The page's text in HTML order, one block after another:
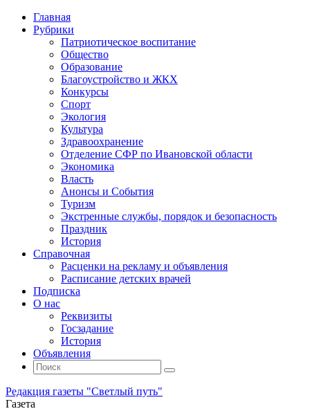
Главная
Рубрики
Патриотическое воспитание
Общество
Образование
Благоустройство и ЖКХ
Конкурсы
Спорт
Экология
Культура
Здравоохранение
Отделение СФР по Ивановской области
Экономика
Власть
Анонсы и События
Туризм
Экстренные службы, порядок и безопасность
Праздник
История
Справочная
Расценки на рекламу и объявления
Расписание детских врачей
Подписка
О нас
Реквизиты
Госзадание
История
Объявления
Поиск
Искать:
Поиск
Редакция газеты "Светлый путь"
Газета